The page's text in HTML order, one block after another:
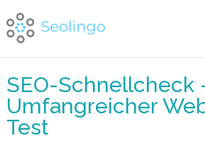
SEO-Schnellcheck
Umfangreicher
Test